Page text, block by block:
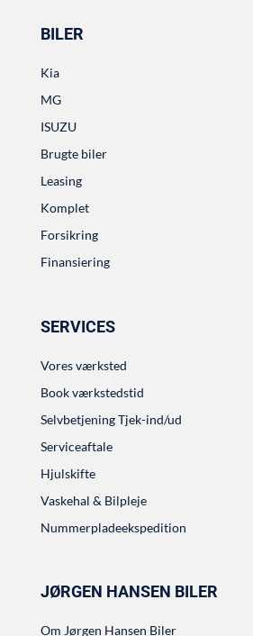
BILER
Kia
MG
ISUZU
Brugte biler
Leasing
Komplet
Forsikring
Finansiering
SERVICES
Vores værksted
Book værkstedstid
Selvbetjening Tjek-ind/ud
Serviceaftale
Hjulskifte
Vaskehal & Bilpleje
Nummerpladeekspedition
JØRGEN HANSEN BILER
Om Jørgen Hansen Biler